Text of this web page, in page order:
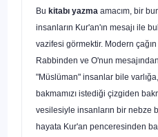
Bu kitabı yazma amacım, bir
insanların Kur'an'ın mesajı ile
vazifesi görmektir. Modern
Rabbinden ve O'nun
"Müslüman" insanlar bile
bakmamızı istediği çizgiden
vesilesiyle insanların bir nebze
hayata Kur'an penceresinden